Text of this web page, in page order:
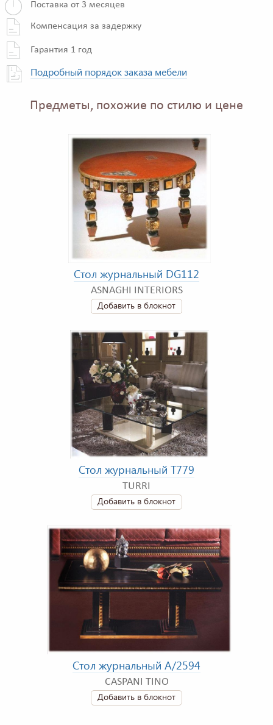
Поставка от 3 месяцев
Компенсация за задержку
Гарантия 1 год
Подробный порядок заказа мебели
Предметы, похожие по стилю и цене
Стол журнальный DG112
ASNAGHI INTERIORS
Добавить в блокнот
Стол журнальный T779
TURRI
Добавить в блокнот
Стол журнальный A/2594
CASPANI TINO
Добавить в блокнот